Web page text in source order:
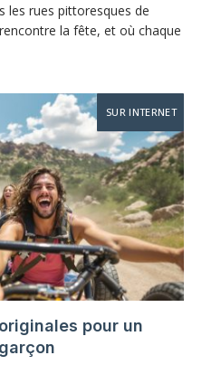
les rues pittoresques de
la fête, et où chaque
SUR INTERNET
pour un